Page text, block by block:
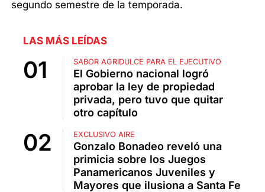
segundo semestre de la temporada.
LAS MÁS LEÍDAS
SABOR AGRIDULCE PARA EL EJECUTIVO
El Gobierno nacional logró
aprobar la ley de propiedad
privada, pero tuvo que quitar
otro capítulo
EXCLUSIVO AIRE
Gonzalo Bonadeo reveló una
primicia sobre los Juegos
Panamericanos Juveniles y
Mayores que ilusiona a Santa Fe